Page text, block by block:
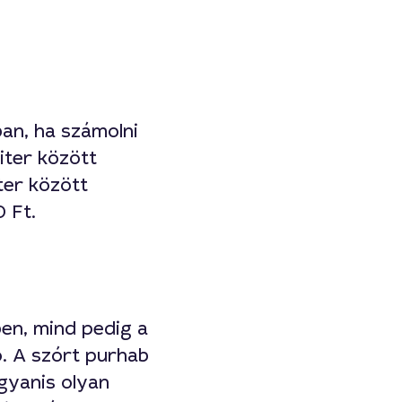
ha számolni
között
között
Ft.
mind pedig a
A szórt purhab
olyan